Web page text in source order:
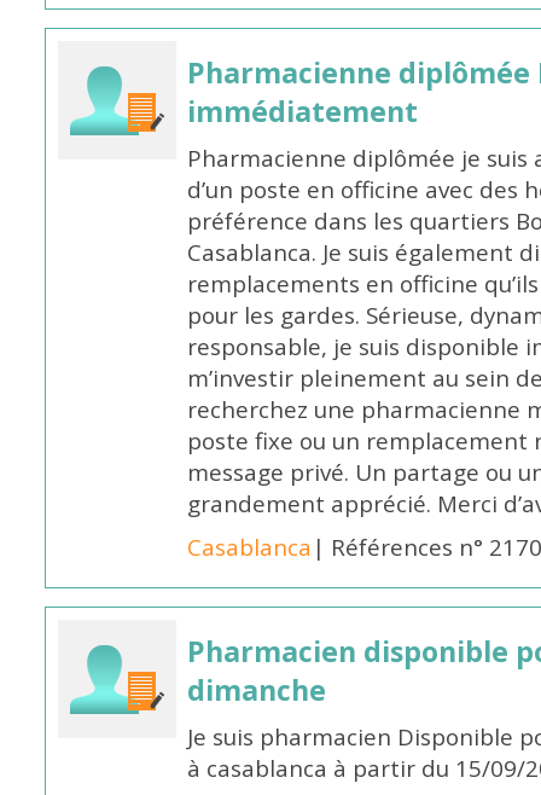
Pharmacienne diplômée
immédiatement
Pharmacienne diplômée je
d’un poste en officine avec des
préférence dans les quartiers
Casablanca. Je suis également
remplacements en officine
pour les gardes. Sérieuse,
responsable, je suis
m’investir pleinement au sein
recherchez une pharmacienne
poste fixe ou un remplacement
message privé. Un partage ou
grandement apprécié. Merci
Casablanca | Références n°
Pharmacien disponible
dimanche
Je suis pharmacien Disponible
à casablanca à partir du 15/09/